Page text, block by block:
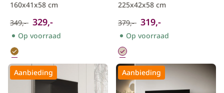
160x41x58 cm
349,- 329,-
Op voorraad
225x42x58 cm
379,- 319,-
Op voorraad
Aanbieding Aanbieding